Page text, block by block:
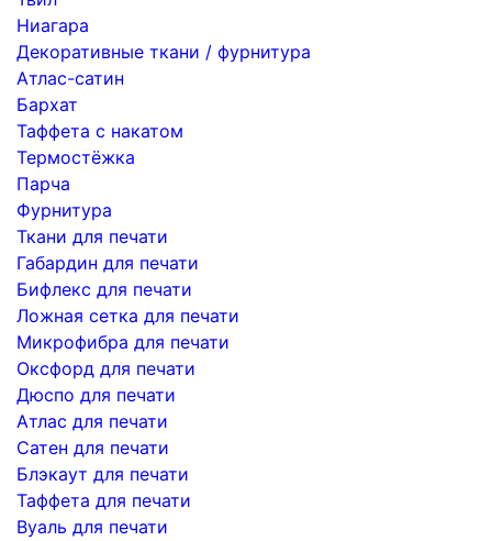
Ниагара
Декоративные ткани / фурнитура
Атлас-сатин
Бархат
Таффета с накатом
Термостёжка
Парча
Фурнитура
Ткани для печати
Габардин для печати
Бифлекс для печати
Ложная сетка для печати
Микрофибра для печати
Оксфорд для печати
Дюспо для печати
Атлас для печати
Сатен для печати
Блэкаут для печати
Таффета для печати
Вуаль для печати